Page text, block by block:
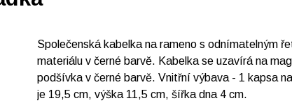
Společenská kabelka na rameno s odnímatelným
materiálu v černé barvě. Kabelka se uzavírá na
podšívka v černé barvě. Vnitřní výbava - 1 kapsa
je 19,5 cm, výška 11,5 cm, šířka dna 4 cm.